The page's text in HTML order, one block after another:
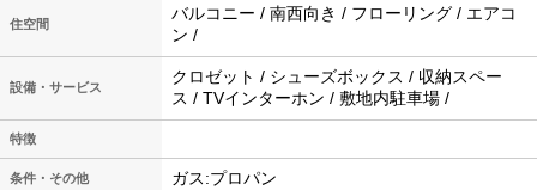
住空間
バルコニー / 南西向き / フローリング / エアコ
ン /
設備・サービス
クロゼット / シューズボックス / 収納スペー
ス / TVインターホン / 敷地内駐車場 /
特徴
条件・その他 ガス:プロパン